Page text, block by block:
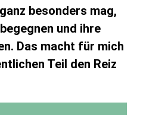
besonders mag,
und ihre
Das macht für mich
Teil den Reiz